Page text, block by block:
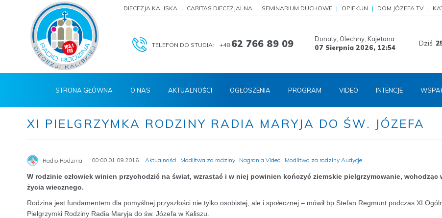
DIECEZJA KALISKA CARITAS DIECEZJALNA SEMINARIUM DUCHOWE OPIEKUN DOM JÓZEFA TV
TELEFON DO STUDIA: +48 62 766 89 09
Donaty, Olechny, Kajetana
07 Sierpnia 2026, 12:54 Dziś
STRONA GŁÓWNA O NAS AKTUALNOŚCI OGŁOSZENIA PROGRAM VIDEO INTENCJE
XI PIELGRZYMKA RODZINY RADIA MARYJA DO ŚW. JÓZEFA
Radio Rodzina 00:00 01.09.2016 Aktualności Modlitwa za rodziny Nagrania Video Modlitwa za rodziny Audycje
W rodzinie człowiek winien przychodzić na świat, wzrastać i w niej powinien kończyć ziemskie pielgrzymowanie, wchodząc
życia wiecznego.
Rodzina jest fundamentem dla pomyślnej przyszłości nie tylko osobistej, ale i społecznej – mówił bp Stefan Regmunt podczas XI
Pielgrzymki Rodziny Radia Maryja do św. Józefa w Kaliszu.